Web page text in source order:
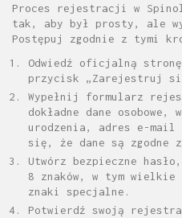
Proces rejestracji w
tak, aby był prosty, ale
Postępuj zgodnie z tymi
Odwiedź oficjalną
przycisk „Zarejestruj
Wypełnij formularz
dokładne dane
urodzenia, adres e-
się, że dane są zgodne z
Utwórz bezpieczne
8 znaków, w tym
znaki specjalne.
Potwierdź swoją